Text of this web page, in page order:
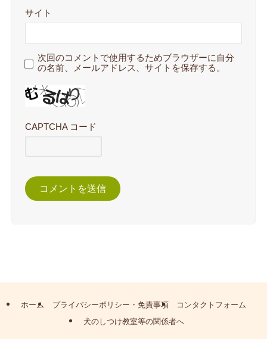
サイト
次回のコメントで使用するためブラウザーに自分
の名前、メールアドレス、サイトを保存する。
CAPTCHA コード
ホーム プライバシーポリシー・免責事項
コンタクトフォーム
犬のしつけ教室等の関係者へ